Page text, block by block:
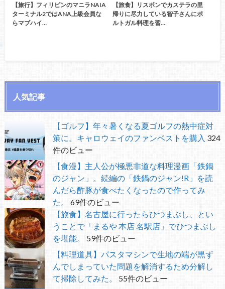
【旅行】フィリピンのマニラNAIA
ターミナル2ではANA上級会員な
らマブハイ…
【旅食】リスボンでカステラの里
帰りに尽力している智子さんにポ
ルトガル料理を習…
人気記事
【ゴルフ】年々暑くなる夏ゴルフの熱中症対
策に。キャロウェイのファンベストを購入 324
件のビュー
【食漫】主人公が極悪非道な料理漫画「鉄鍋
のジャン」。続編の「鉄鍋のジャン!R」を読
んだら酢豚が食べたくなったので作ってみ
た。
69件のビュー
【旅食】名古屋に行ったらひつまぶし、とい
うことで「まるや 本店 名駅店」でひつまぶし
を堪能。
59件のビュー
【料理道具】パスタマシンで生地の端が黒ず
んでしまっていた問題を解消するため分解し
て掃除してみた。
55件のビュー